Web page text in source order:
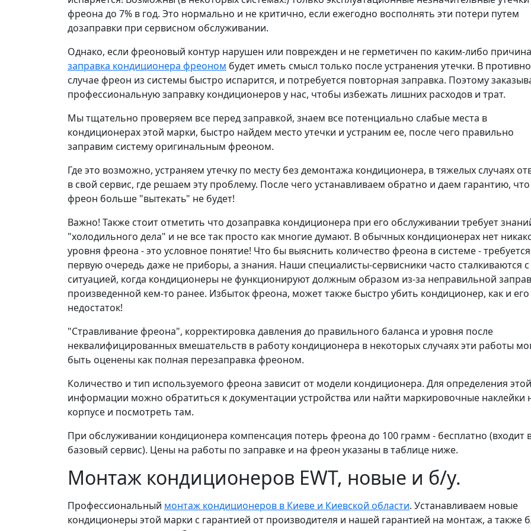
фреона до 7% в год. Это нормально и не критично, если ежегодно восполнять эти потери путем
дозаправки при сервисном обслуживании.
Однако, если фреоновый контур нарушен или поврежден и не герметичен по каким-либо
заправка кондиционера фреоном будет иметь смысл только после устранения утечки. В
случае фреон из системы быстро испарится, и потребуется повторная заправка. Поэтому
профессиональную заправку кондиционеров у нас, чтобы избежать лишних расходов и трат.
Мы тщательно проверяем все перед заправкой, знаем все потенциально слабые места в
кондиционерах этой марки, быстро найдем место утечки и устраним ее, после чего правильно
заправим систему оригинальным фреоном.
Где это возможно, устраняем утечку по месту без демонтажа кондиционера, в тяжелых случаях
в свой сервис, где решаем эту проблему. После чего устанавливаем обратно и даем гарантию, что
фреон больше "вытекать" не будет!
Важно! Также стоит отметить что дозаправка кондиционера при его обслуживании требует
"холодильного дела" и не все так просто как многие думают. В обычных кондиционерах нет
уровня фреона - это условное понятие! Что бы выяснить количество фреона в системе -
первую очередь даже не приборы, а знания. Наши специалисты-сервисники часто сталкиваются с
ситуацией, когда кондиционеры не функционируют должным образом из-за неправильной
произведенной кем-то ранее. Избыток фреона, можеттакже быстро убить кондиционер, как и его
недостаток!
"Стравливание фреона", корректировка давления до правильного баланса и уровня после
неквалифицированных вмешательств в работу кондиционера в некоторых случаях эти работы
быть оценены как полная перезаправка фреоном.
Количество и тип используемого фреона зависит от модели кондиционера. Для определения этой
информации можно обратиться к документации устройства или найти маркировочные наклейки
корпусе и посмотреть там.
При обслуживании кондиционера компенсация потерь фреона до 100 грамм - бесплатно (входит
базовый сервис). Цены на работы по заправке и на фреон указаны в таблице ниже.
Монтаж кондиционеров EWT, новые и б/у.
Профессиональный монтаж кондиционеров в Киеве и Киевской области. Устанавливаем новые
кондиционеры этой марки с гарантией от производителя и нашей гарантией на монтаж, а также